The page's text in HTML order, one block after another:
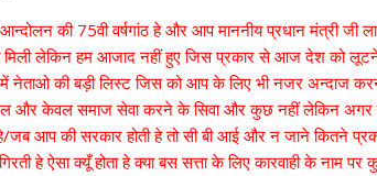
आन्दोलन की 75वी वर्षगांठ हे और आप माननीय प्रधान मंत्री
मिली लेकिन हम आजाद नहीं हुए जिस प्रकार से आज देश को
में नेताओ की बड़ी लिस्ट जिस को आप के लिए भी नजर अन्दाज
और केवल समाज सेवा करने के सिवा और कुछ नहीं लेकिन अगर
जब आप की सरकार होती हे तो सी बी आई और न जाने कितने
हे ऐसा क्यूँ होता हे क्या बस सत्ता के लिए कारवाही के नाम